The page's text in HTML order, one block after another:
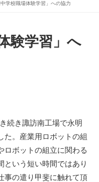
中学校職場体験学習」への協力
験学習」へ
続き諏訪南工場で永明
た。産業用ロボットの組
ロボットの組立に関わる
という短い時間ではあり
事の遣り甲斐に触れて頂